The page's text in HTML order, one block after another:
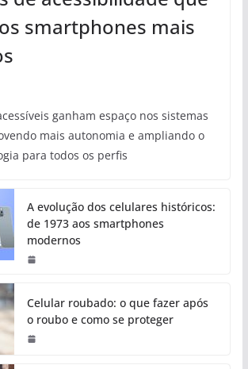
smartphones mais
ganham espaço nos sistemas
mais autonomia e ampliando o
para todos os perfis
A evolução dos celulares históricos:
de 1973 aos smartphones
modernos
Celular roubado: o que fazer após
o roubo e como se proteger